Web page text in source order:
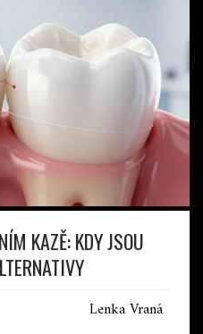
KAZĚ: KDY JSOU
Lenka Vraná